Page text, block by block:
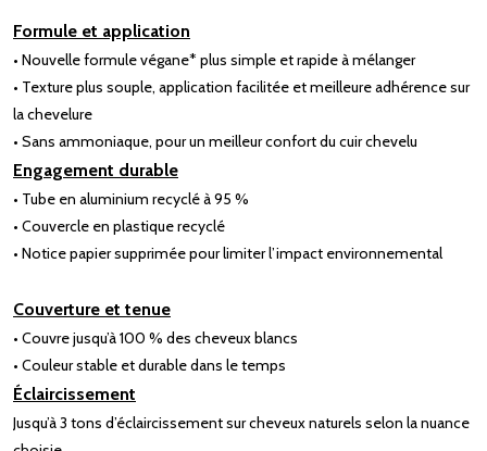
Formule et application
• Nouvelle formule végane* plus simple et rapide à mélanger
• Texture plus souple, application facilitée et meilleure adhérence sur
la chevelure
• Sans ammoniaque, pour un meilleur confort du cuir chevelu
Engagement durable
• Tube en aluminium recyclé à 95 %
• Couvercle en plastique recyclé
• Notice papier supprimée pour limiter l’impact environnemental
Couverture et tenue
• Couvre jusqu’à 100 % des cheveux blancs
• Couleur stable et durable dans le temps
Éclaircissement
Jusqu’à 3 tons d’éclaircissement sur cheveux naturels selon la nuance